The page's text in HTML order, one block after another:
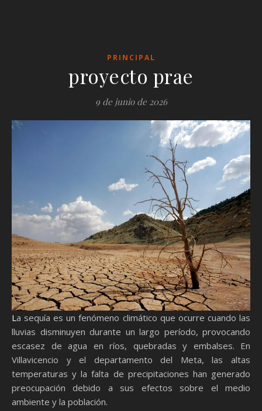
PRINCIPAL
proyecto prae
9 de junio de 2026
La sequía es un fenómeno climático que ocurre cuando las
lluvias disminuyen durante un largo período, provocando
escasez de agua en ríos, quebradas y embalses. En
Villavicencio y el departamento del Meta, las altas
temperaturas y la falta de precipitaciones han generado
preocupación debido a sus efectos sobre el medio
ambiente y la población.